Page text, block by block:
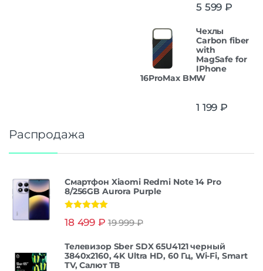
5 599 ₽
Чехлы
Carbon fiber
with
MagSafe for
IPhone
16ProMax BMW
1 199 ₽
Распродажа
Смартфон Xiaomi Redmi Note 14 Pro
8/256GB Aurora Purple
из 5
18 499 ₽ 19 999₽
Телевизор Sber SDX 65U4121 черный
3840x2160, 4K Ultra HD, 60 Гц, Wi-Fi, Smart
TV, Салют ТВ